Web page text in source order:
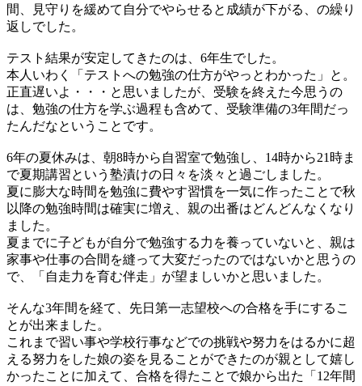
間、見守りを緩めて自分でやらせると成績が下がる、の繰り
返しでした。
テスト結果が安定してきたのは、6年生でした。
本人いわく「テストへの勉強の仕方がやっとわかった」と。
正直遅いよ・・・と思いましたが、受験を終えた今思うの
は、勉強の仕方を学ぶ過程も含めて、受験準備の3年間だっ
たんだなということです。
6年の夏休みは、朝8時から自習室で勉強し、14時から21時ま
で夏期講習という塾漬けの日々を淡々と過ごしました。
夏に膨大な時間を勉強に費やす習慣を一気に作ったことで秋
以降の勉強時間は確実に増え、親の出番はどんどんなくなり
ました。
夏までに子どもが自分で勉強する力を養っていないと、親は
家事や仕事の合間を縫って大変だったのではないかと思うの
で、「自走力を育む伴走」が望ましいかと思いました。
そんな3年間を経て、先日第一志望校への合格を手にするこ
とが出来ました。
これまで習い事や学校行事などでの挑戦や努力をはるかに超
える努力をした娘の姿を見ることができたのが親として嬉し
かったことに加えて、合格を得たことで娘から出た「12年間